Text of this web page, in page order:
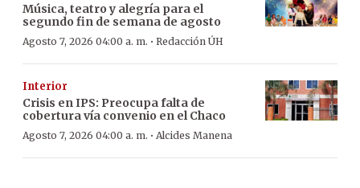
Música, teatro y alegría para el
segundo fin de semana de agosto
Agosto 7, 2026 04:00 a. m. · Redacción ÚH
Interior
Crisis en IPS: Preocupa falta de
cobertura vía convenio en el Chaco
Agosto 7, 2026 04:00 a. m. · Alcides Manena